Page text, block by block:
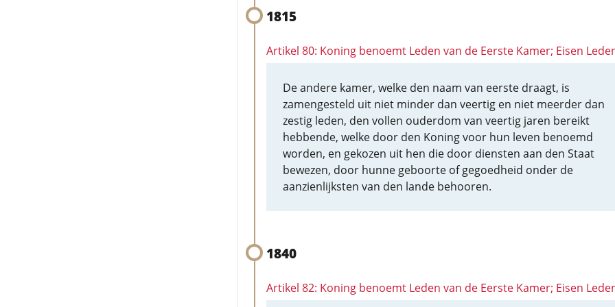
1815
Artikel 80: Koning benoemt Leden van de Eerste Kamer; Eisen
De andere kamer, welke den naam van eerste draagt, is
zamengesteld uit niet minder dan veertig en niet meerder dan
zestig leden, den vollen ouderdom van veertig jaren bereikt
hebbende, welke door den Koning voor hun leven benoemd
worden, en gekozen uit hen die door diensten aan den Staat
bewezen, door hunne geboorte of gegoedheid onder de
aanzienlijksten van den lande behooren.
1840
Artikel 82: Koning benoemt Leden van de Eerste Kamer; Eisen